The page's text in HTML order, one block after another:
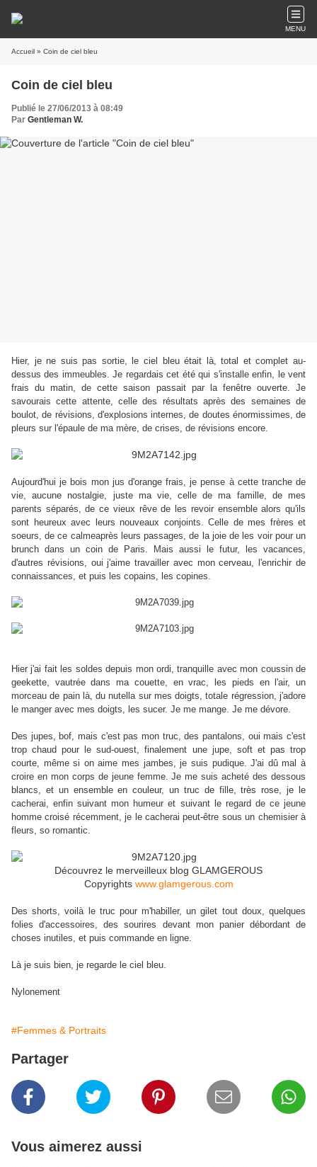
MENU
Accueil » Coin de ciel bleu
Coin de ciel bleu
Publié le 27/06/2013 à 08:49
Par Gentleman W.
Hier, je ne suis pas sortie, le ciel bleu était là, total et complet au-
dessus des immeubles. Je regardais cet été qui s'installe enfin, le vent
frais du matin, de cette saison passait par la fenêtre ouverte. Je
savourais cette attente, celle des résultats après des semaines de
boulot, de révisions, d'explosions internes, de doutes énormissimes, de
pleurs sur l'épaule de ma mère, de crises, de révisions encore.
Aujourd'hui je bois mon jus d'orange frais, je pense à cette tranche de
vie, aucune nostalgie, juste ma vie, celle de ma famille, de mes
parents séparés, de ce vieux rêve de les revoir ensemble alors qu'ils
sont heureux avec leurs nouveaux conjoints. Celle de mes frères et
soeurs, de ce calmeaprès leurs passages, de la joie de les voir pour un
brunch dans un coin de Paris. Mais aussi le futur, les vacances,
d'autres révisions, oui j'aime travailler avec mon cerveau, l'enrichir de
connaissances, et puis les copains, les copines.
Hier j'ai fait les soldes depuis mon ordi, tranquille avec mon coussin de
geekette, vautrée dans ma couette, en vrac, les pieds en l'air, un
morceau de pain là, du nutella sur mes doigts, totale régression, j'adore
le manger avec mes doigts, les sucer. Je me mange. Je me dévore.
Des jupes, bof, mais c'est pas mon truc, des pantalons, oui mais c'est
trop chaud pour le sud-ouest, finalement une jupe, soft et pas trop
courte, même si on aime mes jambes, je suis pudique. J'ai dû mal à
croire en mon corps de jeune femme. Je me suis acheté des dessous
blancs, et un ensemble en couleur, un truc de fille, très rose, je le
cacherai, enfin suivant mon humeur et suivant le regard de ce jeune
homme croisé récemment, je le cacherai peut-être sous un chemisier à
fleurs, so romantic.
Découvrez le merveilleux blog GLAMGEROUS
Copyrights www.glamgerous.com
Des shorts, voilà le truc pour m'habiller, un gilet tout doux, quelques
folies d'accessoires, des sourires devant mon panier débordant de
choses inutiles, et puis commande en ligne.
Là je suis bien, je regarde le ciel bleu.
Nylonement
#Femmes & Portraits
Partager
Vous aimerez aussi